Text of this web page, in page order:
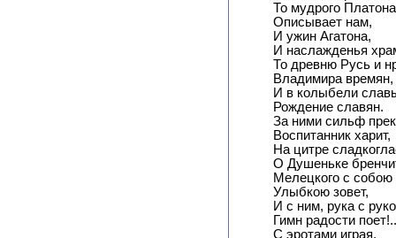
То мудрого Платона
Описывает нам,
И ужин Агатона,
И наслажденья
То древню Русь и
Владимира времян,
И в колыбели
Рождение славян.
За ними сильф
Воспитанник харит,
На цитре
О Душеньке
Мелецкого с собою
Улыбкою зовет,
И с ним, рука с
Гимн радости поет!..
С эротами играя,